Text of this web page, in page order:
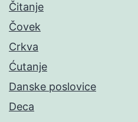
Čitanje
Čovek
Crkva
Ćutanje
Danske poslovice
Deca